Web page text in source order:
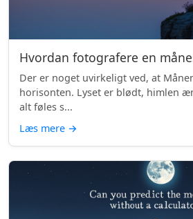
Hvordan fotografere en
Der er noget uvirkeligt ved, at
horisonten. Lyset er blødt, himlen
alt føles s...
Læs mere →